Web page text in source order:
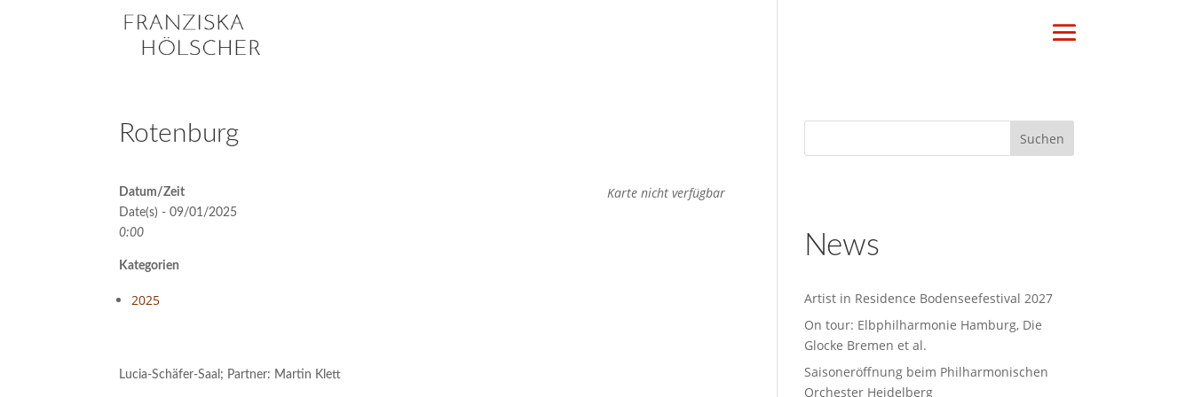
Rotenburg
Karte nicht verfügbar
Datum/Zeit
Date(s) - 09/01/2025
0:00
Kategorien
2025
Lucia-Schäfer-Saal; Partner: Martin Klett
News
Artist in Residence Bodenseefestival 2027
On tour: Elbphilharmonie Hamburg, Die
Glocke Bremen et al.
Saisoneröffnung beim Philharmonischen
Orchester Heidelberg